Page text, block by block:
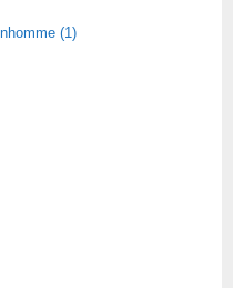
(1)